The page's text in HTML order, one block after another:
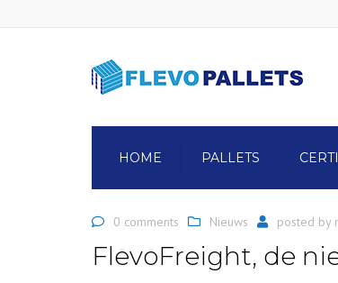
HOME PALLETS
0 comments Nieuws posted by
FlevoFreight, de